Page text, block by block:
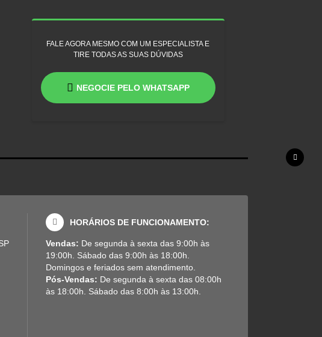
FALE AGORA MESMO COM UM ESPECIALISTA E
TIRE TODAS AS SUAS DÚVIDAS
NEGOCIE PELO WHATSAPP
HORÁRIOS DE FUNCIONAMENTO:
Vendas: De segunda à sexta das 9:00h às
19:00h. Sábado das 9:00h às 18:00h.
Domingos e feriados sem atendimento.
Pós-Vendas: De segunda à sexta das 08:00h
às 18:00h. Sábado das 8:00h às 13:00h.